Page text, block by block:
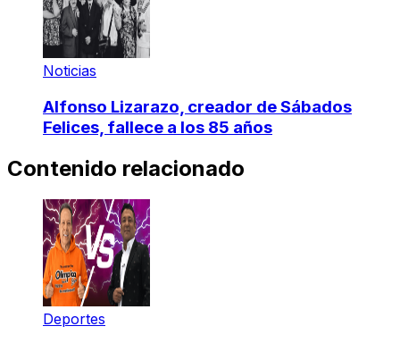
Noticias
Alfonso Lizarazo, creador de Sábados
Felices, fallece a los 85 años
Contenido relacionado
Deportes